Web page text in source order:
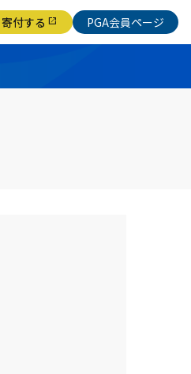
寄付する open_in_new PGA会員ページ